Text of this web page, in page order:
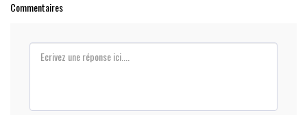
Commentaires